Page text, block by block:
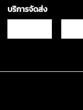
บริการจัดส่ง